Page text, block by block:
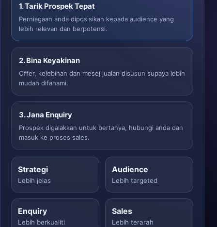
1. Tarik Prospek Tepat
Perniagaan anda diposisikan kepada audience yang
lebih relevan dan berpotensi.
2. Bina Keyakinan
Offer, kelebihan dan mesej jualan disusun supaya lebih
mudah difahami.
3. Jana Enquiry
Prospek digalakkan untuk bertanya, hubungi anda dan
masuk ke proses sales.
Strategi
Lebih jelas
Audience
Lebih targeted
Enquiry
Lebih berkualiti
Sales
Lebih terarah